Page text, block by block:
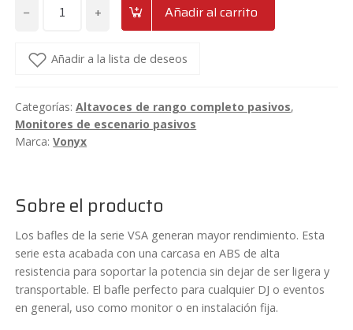
−
de
1000W
Vonyx
VSA15P
+ Añadir al carrito
Añadir a la lista de deseos
Categorías:Altavoces de rango completo pasivos,
Monitores de escenario pasivos
Marca:Vonyx
Sobre el producto
Los bafles de la serie VSA generan mayor rendimiento. Esta
serie esta acabada con una carcasa en ABS de alta
resistencia para soportar la potencia sin dejar de ser ligera y
transportable. El bafle perfecto para cualquier DJ o eventos
en general, uso como monitor o en instalación fija.